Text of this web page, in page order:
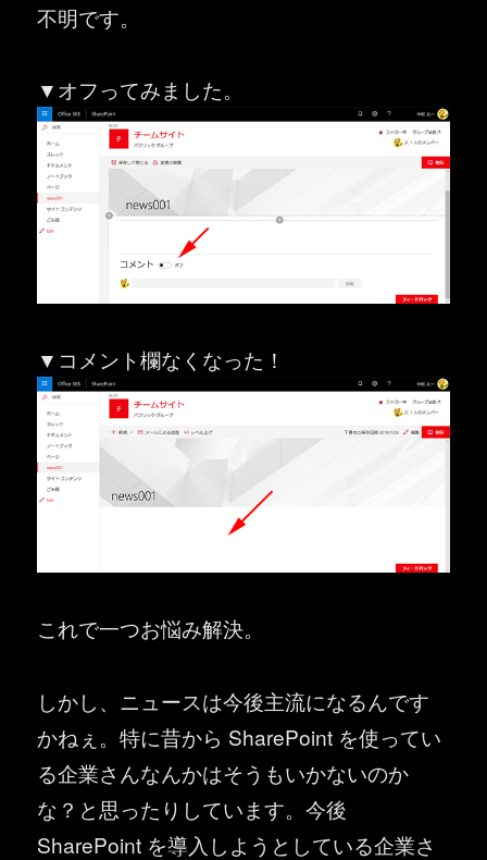
不明です。
▼オフってみました。
▼コメント欄なくなった！
これで一つお悩み解決。
しかし、ニュースは今後主流になるんです
かねぇ。特に昔から SharePoint を使ってい
る企業さんなんかはそうもいかないのか
な？と思ったりしています。今後
SharePoint を導入しようとしている企業さ